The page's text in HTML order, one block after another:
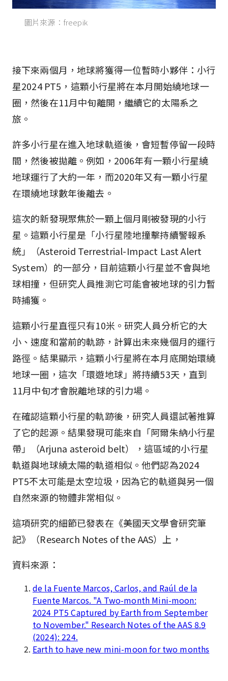
圖片來源：freepik
接下來兩個月，地球將獲得一位暫時小夥伴：小行
星2024 PT5，這顆小行星將在本月開始繞地球一
圈，然後在11月中旬離開，繼續它的太陽系之
旅。
許多小行星在進入地球軌道後，會短暫停留一段時
間，然後被拋離。例如，2006年有一顆小行星繞
地球運行了大約一年，而2020年又有一顆小行星
在環繞地球數年後離去。
這次的新發現聚焦於一顆上個月剛被發現的小行
星。這顆小行星是「小行星陸地撞擊持續警報系
統」（Asteroid Terrestrial-Impact Last Alert
System）的一部分，目前這顆小行星並不會與地
球相撞，但研究人員推測它可能會被地球的引力暫
時捕獲。
這顆小行星直徑只有10米。研究人員分析它的大
小、速度和當前的軌跡，計算出未來幾個月的運行
路徑。結果顯示，這顆小行星將在本月底開始環繞
地球一圈，這次「環遊地球」將持續53天，直到
11月中旬才會脫離地球的引力場。
在確認這顆小行星的軌跡後，研究人員還試著推算
了它的起源。結果發現可能來自「阿爾朱納小行星
帶」（Arjuna asteroid belt），這區域的小行星
軌道與地球繞太陽的軌道相似。他們認為2024
PT5不太可能是太空垃圾，因為它的軌道與另一個
自然來源的物體非常相似。
這項研究的細節已發表在《美國天文學會研究筆
記》（Research Notes of the AAS）上，
資料來源：
de la Fuente Marcos, Carlos, and Raúl de la
Fuente Marcos. "A Two-month Mini-moon:
2024 PT5 Captured by Earth from September
to November." Research Notes of the AAS 8.9
(2024): 224.
Earth to have new mini-moon for two months